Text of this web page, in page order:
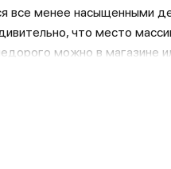
все менее насыщенными
что место
можно в магазине
КРОВАТЕЙ
кушеток,